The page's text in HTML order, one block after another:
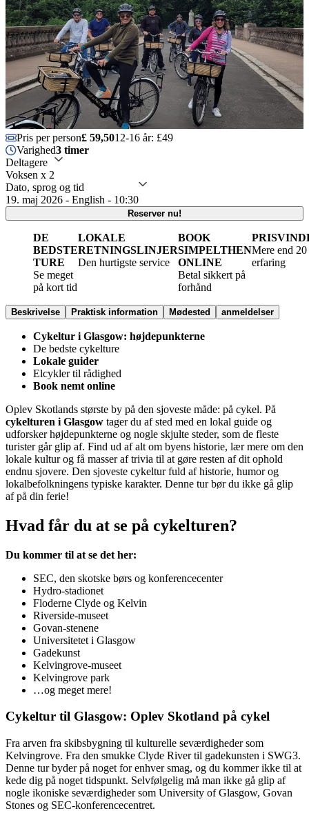
Pris per person£ 59,5012-16 år: £49
Varighed3 timer
Deltagere
Voksen x 2
Dato, sprog og tid
19. maj 2026 - English - 10:30
Reserver nu!
DE
BEDSTE
TURE
Se meget
på kort tid
LOKALE
RETNINGSLINJER
Den hurtigste service
BOOK
SIMPELTHEN
ONLINE
Betal sikkert på
forhånd
Mere end 20
erfaring
Beskrivelse Praktisk information Mødested anmeldelser
Cykeltur i Glasgow: højdepunkterne
De bedste cykelture
Lokale guider
Elcykler til rådighed
Book nemt online
Oplev Skotlands største by på den sjoveste måde: på cykel. På
cykelturen i Glasgow tager du af sted med en lokal guide og
udforsker højdepunkterne og nogle skjulte steder, som de fleste
turister går glip af. Find ud af alt om byens historie, lær mere om den
lokale kultur og få masser af trivia til at gøre resten af dit ophold
endnu sjovere. Den sjoveste cykeltur fuld af historie, humor og
lokalbefolkningens typiske karakter. Denne tur bør du ikke gå glip
af på din ferie!
Hvad får du at se på cykelturen?
Du kommer til at se det her:
SEC, den skotske børs og konferencecenter
Hydro-stadionet
Floderne Clyde og Kelvin
Riverside-museet
Govan-stenene
Universitetet i Glasgow
Gadekunst
Kelvingrove-museet
Kelvingrove park
…og meget mere!
Cykeltur til Glasgow: Oplev Skotland på cykel
Fra arven fra skibsbygning til kulturelle seværdigheder som
Kelvingrove. Fra den smukke Clyde River til gadekunsten i SWG3.
Denne tur byder på noget for enhver smag, og du kommer ikke til at
kede dig på noget tidspunkt. Selvfølgelig må man ikke gå glip af
nogle ikoniske seværdigheder som University of Glasgow, Govan
Stones og SEC-konferencecentret.